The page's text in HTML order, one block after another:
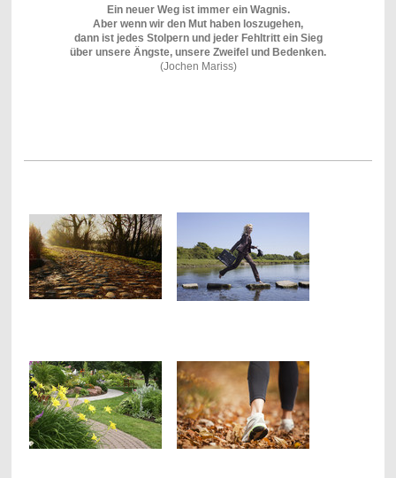
Ein neuer Weg ist immer ein Wagnis.
Aber wenn wir den Mut haben loszugehen,
dann ist jedes Stolpern und jeder Fehltritt ein Sieg
über unsere Ängste, unsere Zweifel und Bedenken.
(Jochen Mariss)